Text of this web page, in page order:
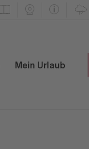
Mein Urlaub